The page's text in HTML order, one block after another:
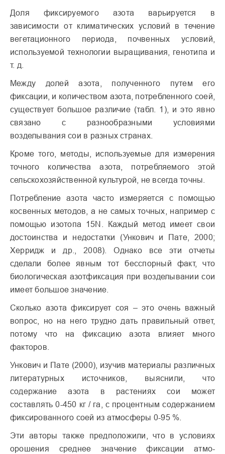
Доля фиксируемого азота варьируется в
зависимости от климатических условий в течение
вегетационного периода, почвенных условий,
используемой технологии выращивания, генотипа и
т. д.
Между долей азота, полученного путем его
фиксации, и количеством азота, потребленного соей,
существует большое различие (табл. 1), и это явно
связано с разно­образными условиями
возделывания сои в разных странах.
Кроме того, методы, используемые для измерения
точного количества азота, потребляемого этой
сельскохозяйственной культурой, не всегда точны.
Потребление азота часто измеряется с помощью
косвенных методов, а не самых точных, например с
помощью изотопа 15N. Каждый метод имеет свои
достоинства и недостатки (Ункович и Пате, 2000;
Херридж и др., 2008). Однако все эти отчеты
сделали более явным тот бесспорный факт, что
биологическая азотфиксация при возделывании сои
имеет большое значение.
Сколько азота фиксирует соя – это очень важный
вопрос, но на него трудно дать правильный ответ,
потому что на фиксацию азота влияет много
факторов.
Ункович и Пате (2000), изучив материалы различных
литературных источников, выяснили, что
содержание азота в растениях сои может
составлять 0-450 кг / га, с процентным содержанием
фиксированного соей из атмо­сферы 0-95 %.
Эти авторы также предположили, что в условиях
орошения среднее значение фиксации атмо­